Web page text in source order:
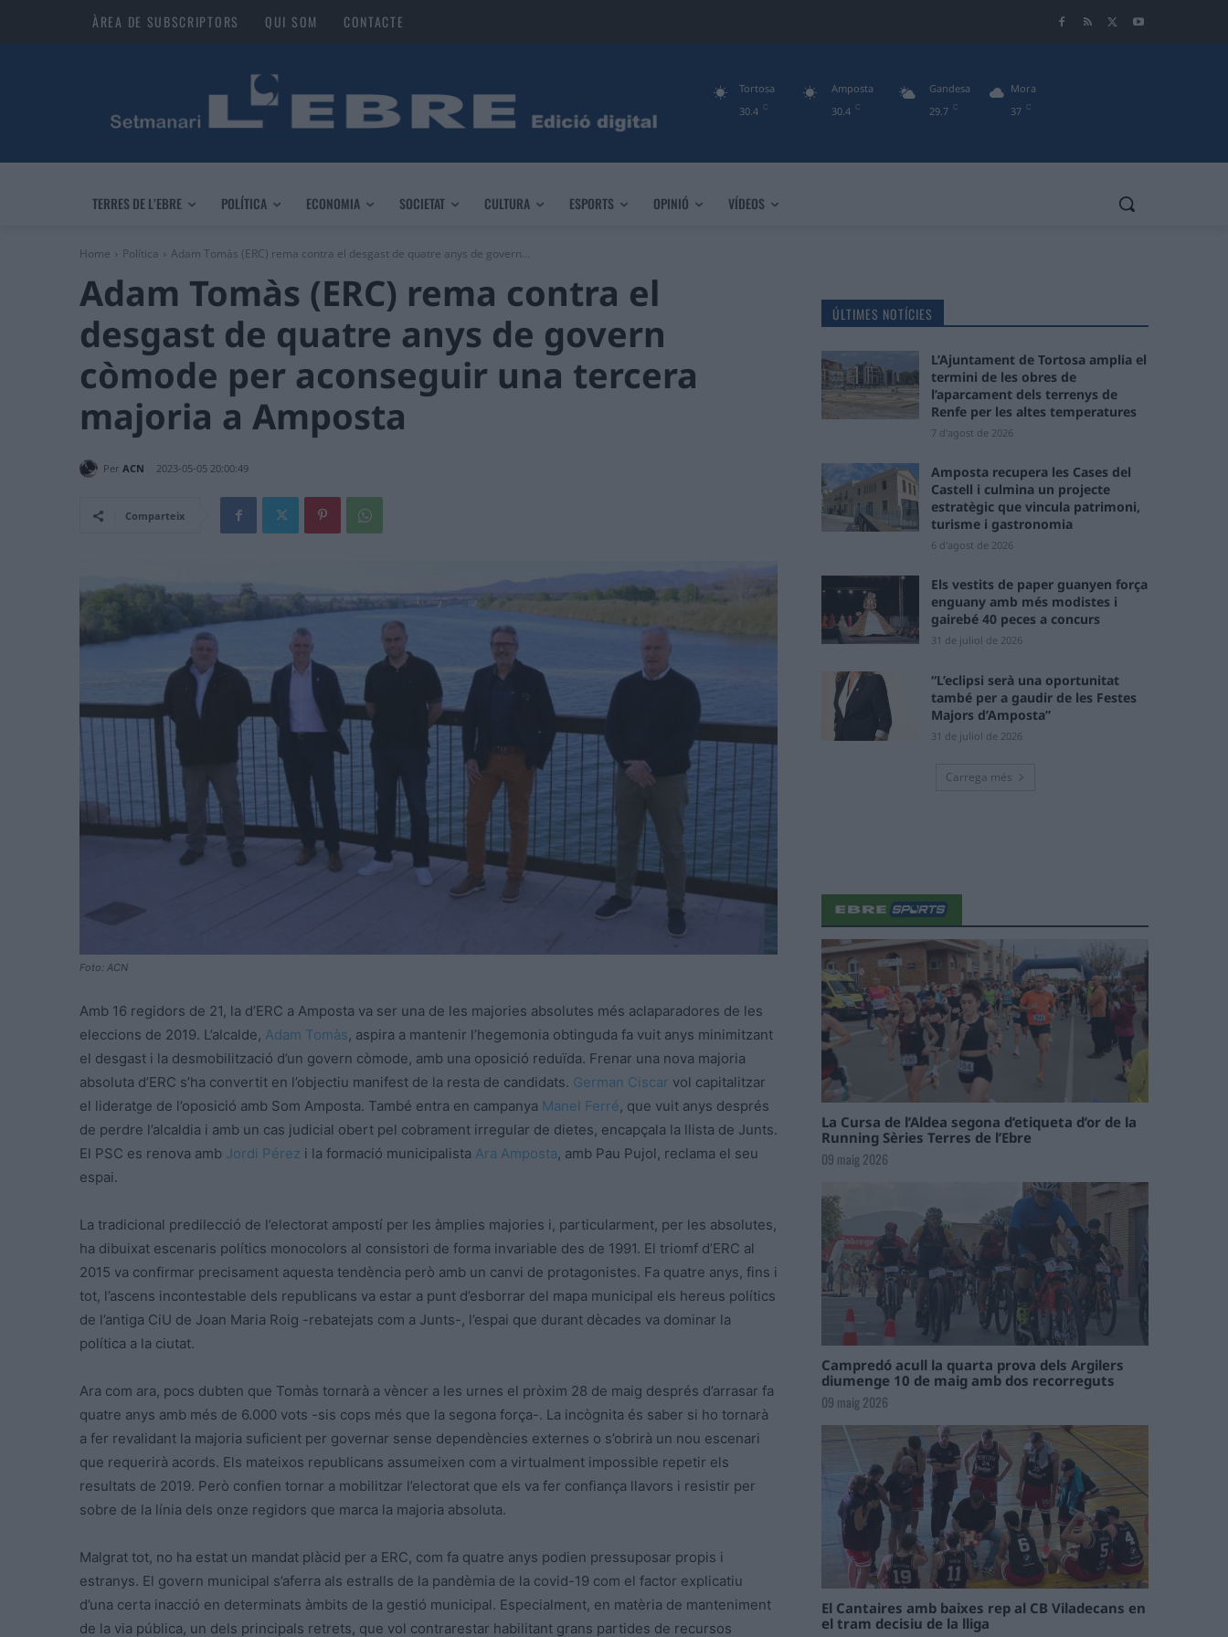
ÀREA DE SUBSCRIPTORS QUI SOM CONTACTE
30.4 C
Tortosa
30.4 C
Amposta
29.7 C
Gandesa
37 C
Mora
TERRES DE L’EBRE POLÍTICA ECONOMIA SOCIETAT CULTURA ESPORTS OPINIÓ VÍDEOS
Home Política Adam Tomàs (ERC) rema contra el desgast de quatre anys de govern...
Adam Tomàs (ERC) rema contra el
desgast de quatre anys de govern
còmode per aconseguir una tercera
majoria a Amposta
Per ACN 2023-05-05 20:00:49
Comparteix
Foto: ACN
Amb 16 regidors de 21, la d’ERC a Amposta va ser una de les majories absolutes més aclaparadores de les
eleccions de 2019. L’alcalde, Adam Tomàs, aspira a mantenir l’hegemonia obtinguda fa vuit anys minimitzant
el desgast i la desmobilització d’un govern còmode, amb una oposició reduïda. Frenar una nova majoria
absoluta d’ERC s’ha convertit en l’objectiu manifest de la resta de candidats. German Ciscar vol capitalitzar
el lideratge de l’oposició amb Som Amposta. També entra en campanya Manel Ferré, que vuit anys després
de perdre l’alcaldia i amb un cas judicial obert pel cobrament irregular de dietes, encapçala la llista de Junts.
El PSC es renova amb Jordi Pérez i la formació municipalista Ara Amposta, amb Pau Pujol, reclama el seu
espai.
La tradicional predilecció de l’electorat ampostí per les àmplies majories i, particularment, per les absolutes,
ha dibuixat escenaris polítics monocolors al consistori de forma invariable des de 1991. El triomf d’ERC al
2015 va confirmar precisament aquesta tendència però amb un canvi de protagonistes. Fa quatre anys, fins i
tot, l’ascens incontestable dels republicans va estar a punt d’esborrar del mapa municipal els hereus polítics
de l’antiga CiU de Joan Maria Roig -rebatejats com a Junts-, l’espai que durant dècades va dominar la
política a la ciutat.
Ara com ara, pocs dubten que Tomàs tornarà a vèncer a les urnes el pròxim 28 de maig després d’arrasar fa
quatre anys amb més de 6.000 vots -sis cops més que la segona força-. La incògnita és saber si ho tornarà
a fer revalidant la majoria suficient per governar sense dependències externes o s’obrirà un nou escenari
que requerirà acords. Els mateixos republicans assumeixen com a virtualment impossible repetir els
resultats de 2019. Però confien tornar a mobilitzar l’electorat que els va fer confiança llavors i resistir per
sobre de la línia dels onze regidors que marca la majoria absoluta.
Malgrat tot, no ha estat un mandat plàcid per a ERC, com fa quatre anys podien pressuposar propis i
estranys. El govern municipal s’aferra als estralls de la pandèmia de la covid-19 com el factor explicatiu
d’una certa inacció en determinats àmbits de la gestió municipal. Especialment, en matèria de manteniment
de la via pública, un dels principals retrets, que vol contrarestar habilitant grans partides de recursos
ÚLTIMES NOTÍCIES
L’Ajuntament de Tortosa amplia el
termini de les obres de
l’aparcament dels terrenys de
Renfe per les altes temperatures
7 d'agost de 2026
Amposta recupera les Cases del
Castell i culmina un projecte
estratègic que vincula patrimoni,
turisme i gastronomia
6 d'agost de 2026
Els vestits de paper guanyen força
enguany amb més modistes i
gairebé 40 peces a concurs
31 de juliol de 2026
“L’eclipsi serà una oportunitat
també per a gaudir de les Festes
Majors d’Amposta”
31 de juliol de 2026
Carrega més
La Cursa de l’Aldea segona d’etiqueta d’or de la
Running Sèries Terres de l’Ebre
09 maig 2026
Campredó acull la quarta prova dels Argilers
diumenge 10 de maig amb dos recorreguts
09 maig 2026
El Cantaires amb baixes rep al CB Viladecans en
el tram decisiu de la lliga